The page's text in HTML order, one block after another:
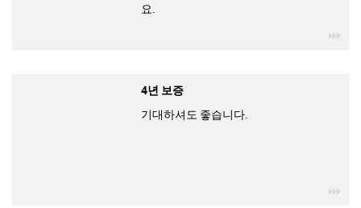
요.
4년 보증
기대하셔도 좋습니다.